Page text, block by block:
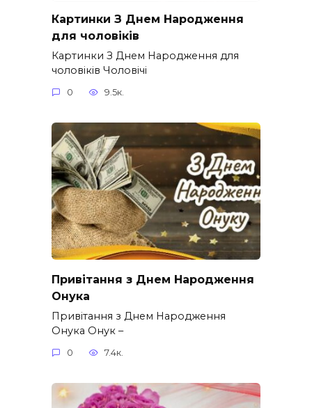
Картинки З Днем Народження
для чоловіків​
Картинки З Днем Народження для
чоловіків​ Чоловічі
0 9.5к.
Привітання з Днем Народження
Онука
Привітання з Днем Народження
Онука Онук –
0 7.4к.